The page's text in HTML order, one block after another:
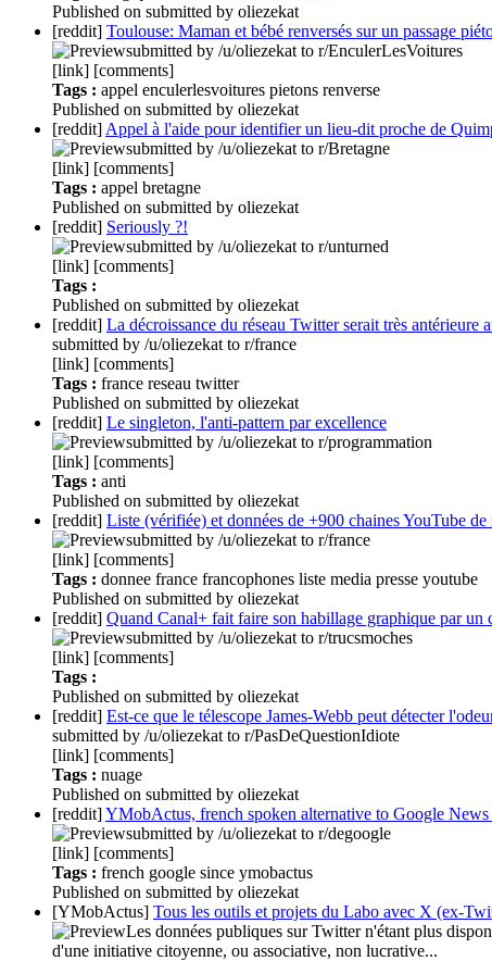
Published on submitted by oliezekat
[reddit] Toulouse: Maman et bébé renversés sur un passage
submitted by /u/oliezekat to r/EnculerLesVoitures
[link] [comments]
Tags : appel enculerlesvoitures pietons renverse
Published on submitted by oliezekat
[reddit] Appel à l'aide pour identifier un lieu-dit proche de
submitted by /u/oliezekat to r/Bretagne
[link] [comments]
Tags : appel bretagne
Published on submitted by oliezekat
[reddit] Seriously ?!
submitted by /u/oliezekat to r/unturned
[link] [comments]
Tags :
Published on submitted by oliezekat
[reddit] La décroissance du réseau Twitter serait très antérieure
submitted by /u/oliezekat to r/france
[link] [comments]
Tags : france reseau twitter
Published on submitted by oliezekat
[reddit] Le singleton, l'anti-pattern par excellence
submitted by /u/oliezekat to r/programmation
[link] [comments]
Tags : anti
Published on submitted by oliezekat
[reddit] Liste (vérifiée) et données de +900 chaines YouTube
submitted by /u/oliezekat to r/france
[link] [comments]
Tags : donnee france francophones liste media presse youtube
Published on submitted by oliezekat
[reddit] Quand Canal+ fait faire son habillage graphique par un
submitted by /u/oliezekat to r/trucsmoches
[link] [comments]
Tags :
Published on submitted by oliezekat
[reddit] Est-ce que le télescope James-Webb peut détecter
submitted by /u/oliezekat to r/PasDeQuestionIdiote
[link] [comments]
Tags : nuage
Published on submitted by oliezekat
[reddit]YMobActus, french spoken alternative to Google
submitted by /u/oliezekat to r/degoogle
[link] [comments]
Tags : french google since ymobactus
Published on submitted by oliezekat
[YMobActus] Tous les outils et projets du Labo avec X (ex-
Les données publiques sur Twitter n'étant plus
d'une initiative citoyenne, ou associative, non lucrative...